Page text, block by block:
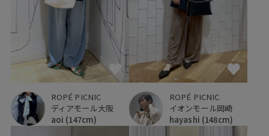
ROPÉ PICNIC
ディアモール大阪
aoi (147cm)
ROPÉ PICNIC
イオンモール岡崎
hayashi (148cm)